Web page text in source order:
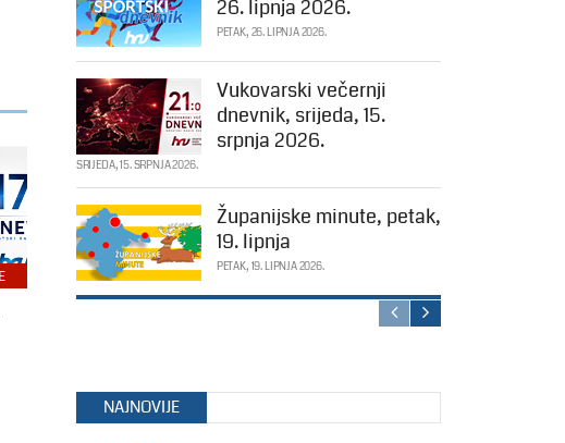
26. lipnja 2026.
PETAK, 26. LIPNJA 2026.
Vukovarski večernji
dnevnik, srijeda, 15.
srpnja 2026.
SRIJEDA, 15. SRPNJA 2026.
Županijske minute, petak,
19. lipnja
PETAK, 19. LIPNJA 2026.
NAJNOVIJE